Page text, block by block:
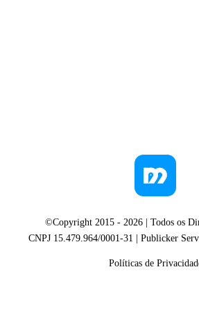
©Copyright 2015 - 2026 | Todos os
CNPJ 15.479.964/0001-31 | Publicker
Políticas de